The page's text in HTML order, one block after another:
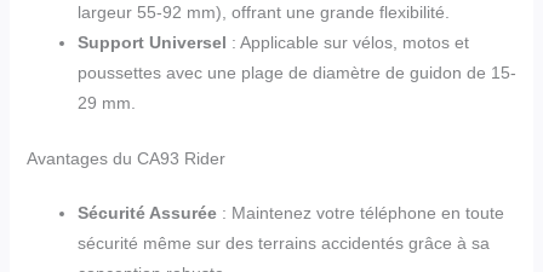
largeur 55-92 mm), offrant une grande flexibilité.
Support Universel : Applicable sur vélos, motos et
poussettes avec une plage de diamètre de guidon de 15-
29 mm.
Avantages du CA93 Rider
Sécurité Assurée: Maintenez votre téléphone en toute
sécurité même sur des terrains accidentés grâce à sa